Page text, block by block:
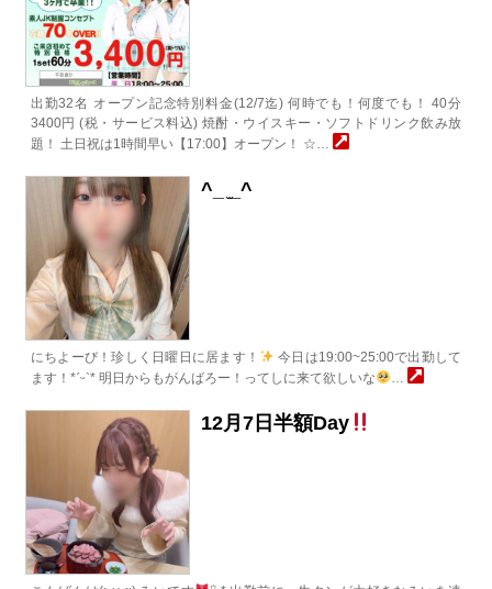
出勤32名 オープン記念特別料金(12/7迄) 何時でも！何度でも！ 40分
3400円 (税・サービス料込) 焼酎・ウイスキー・ソフトドリンク飲み放
題！ 土日祝は1時間早い【17:00】オープン！ ☆…
^_ ̫_^
にちよーび！珍しく日曜日に居ます！
今日は19:00~25:00で出勤して
ます！*ˊᵕˋ* 明日からもがんばろー！ってしに来て欲しいな
…
12月7日半額Day